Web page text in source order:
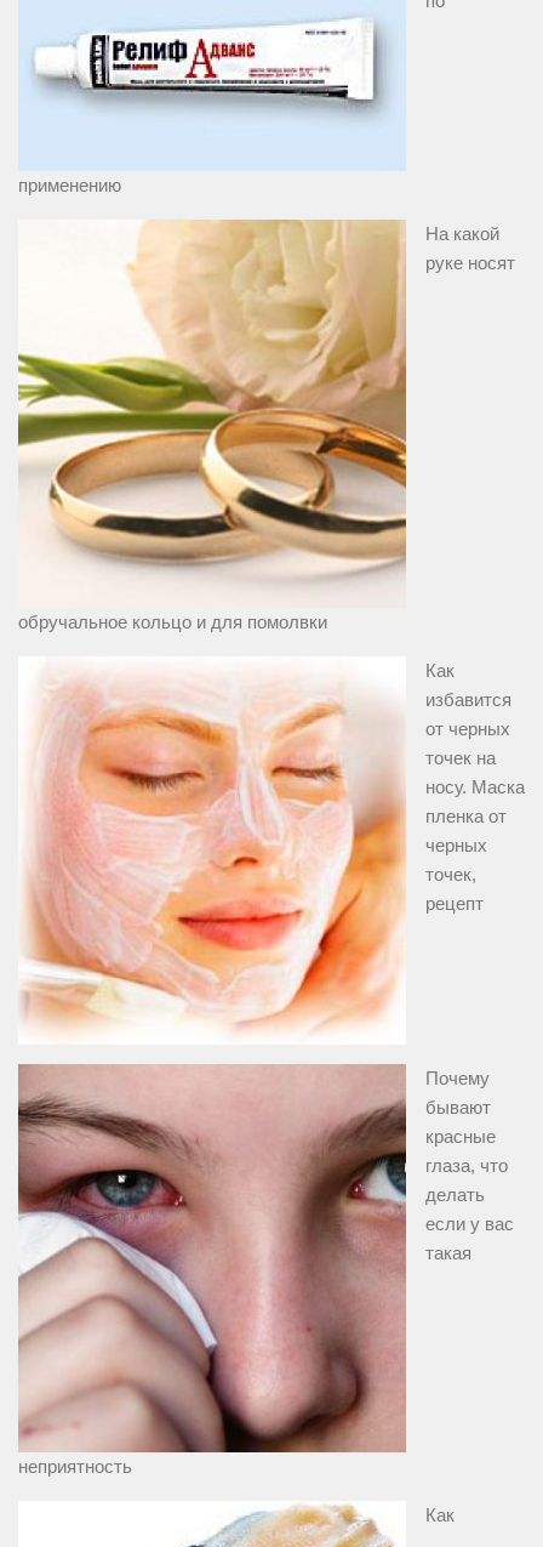
применению
На какой
руке носят
обручальное кольцо и для помолвки
Как
избавится
от черных
точек на
носу. Маска
пленка от
черных
точек,
рецепт
Почему
бывают
красные
глаза, что
делать
если у вас
такая
неприятность
Как